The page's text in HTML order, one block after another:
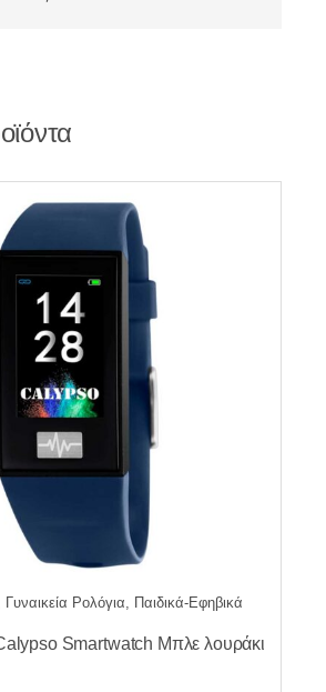
Ρολόγια, Παιδικά-Εφηβικά
Smartwatch Μπλε λουράκι